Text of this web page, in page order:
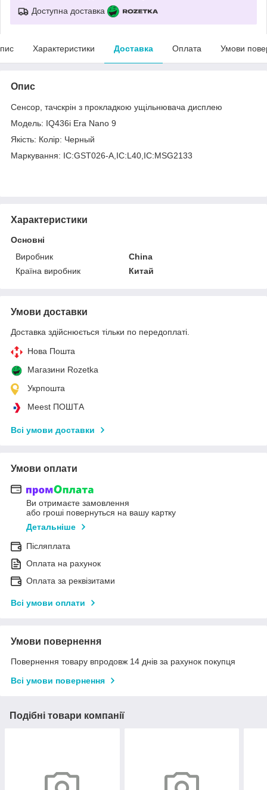
Доступна доставка
Характеристики Доставка Оплата Умови
Опис
Сенсор, тачскрін з прокладкою ущільнювача дисплею
Модель: IQ436i Era Nano 9
Якість: Колір: Черный
Маркування: IC:GST026-A,IC:L40,IC:MSG2133
Характеристики
Основні
Виробник
China
Країна виробник
Китай
Умови доставки
Доставка здійснюється тільки по передоплаті.
Нова Пошта
Магазини Rozetka
Укрпошта
Meest ПОШТА
Всі умови доставки
Умови оплати
Ви отримаєте замовлення
або гроші повернуться на вашу картку
Детальніше
Післяплата
Оплата на рахунок
Оплата за реквізитами
Всі умови оплати
Умови повернення
Повернення товару впродовж 14 днів за рахунок покупця
Всі умови повернення
Подібні товари компанії